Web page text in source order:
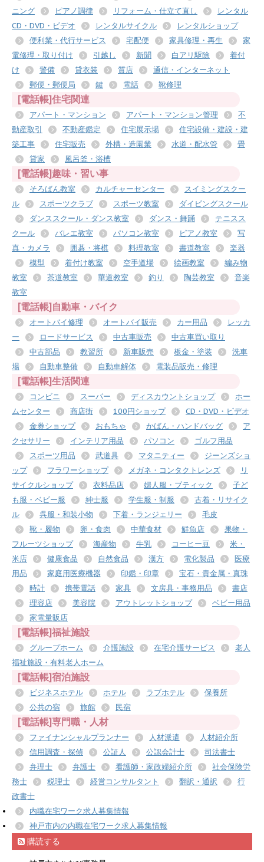
ニング
ピアノ調律 リフォーム・仕立て直し
レンタル
CD・DVD・ビデオ
レンタルサイクル
レンタルショップ
便利業・代行サービス
宅配便 家具修理・再生
家
電修理・取り付け
引越し 新聞 白アリ駆除
着付
け
警備 貸衣装 質店
通信・インターネット
郵便・郵便局
鍵 電話 靴修理
[電話帳]住宅関連
アパート・マンション アパート・マンション管理
不
動産取引
不動産鑑定 住宅展示場
住宅設備・建設・建
築工事
住宅販売 外構・造園業 水道・配水管
畳
貸家
風呂釜・浴槽
[電話帳]趣味・習い事
そろばん教室 カルチャーセンター
スイミングスクー
ル
スポーツクラブ スポーツ教室
ダイビングスクール
ダンススクール・ダンス教室
ダンス・舞踊
テニスス
クール
バレエ教室 パソコン教室 ピアノ教室
写
真・カメラ
囲碁・将棋 料理教室 書道教室
楽器
模型
着付け教室 空手道場 絵画教室
編み物
教室
茶道教室 華道教室 釣り 陶芸教室
音楽
教室
[電話帳]自動車・バイク
オートバイ修理 オートバイ販売 カー用品
レッカ
ー
ロードサービス 中古車販売
中古車買い取り
中古部品
教習所 新車販売 板金・塗装
洗車
場
自動車整備 自動車解体 電装品販売・修理
[電話帳]生活関連
コンビニ スーパー ディスカウントショップ
ホー
ムセンター
商店街 100円ショップ
CD・DVD・ビデオ
金券ショップ
おもちゃ かばん・ハンドバッグ
ア
クセサリー
インテリア用品 パソコン
ゴルフ用品
スポーツ用品
武道具 マタニティー
ジーンズショ
ップ
フラワーショップ メガネ・コンタクトレンズ
リ
サイクルショップ
衣料品店 婦人服・ブティック
子ど
も服・ベビー服
紳士服 学生服・制服
古着・リサイク
ル
呉服・和装小物 下着・ランジェリー
毛皮
靴・履物
卵・食肉 中華食材 鮮魚店
果物・
フルーツショップ
海産物 牛乳 コーヒー豆
米・
米店
健康食品 自然食品 漢方 電化製品
医療
用品
家庭用医療機器 印鑑・印章
宝石・貴金属・真珠
時計
携帯電話 家具 文房具・事務用品
書店
理容店
美容院 アウトレットショップ
ベビー用品
家電量販店
[電話帳]福祉施設
グループホーム 介護施設 在宅介護サービス
老人
福祉施設・有料老人ホーム
[電話帳]宿泊施設
ビジネスホテル ホテル ラブホテル
保養所
公共の宿
旅館 民宿
[電話帳]専門職・人材
ファイナンシャルプランナー 人材派遣
人材紹介所
信用調査・探偵
公証人 公認会計士
司法書士
弁理士
弁護士 看護師・家政婦紹介所
社会保険労
務士
税理士 経営コンサルタント 翻訳・通訳
行
政書士
内職在宅ワーク求人募集情報
神戸市内の内職在宅ワーク求人募集情報
購読する